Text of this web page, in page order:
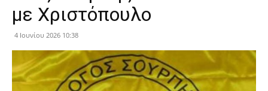
με Χριστόπουλο
4 Ιουνίου 2026 10:38